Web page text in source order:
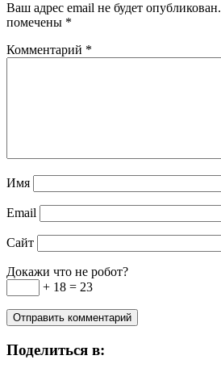
Ваш адрес email не будет опубликован.
помечены *
Комментарий *
Имя
Email
Сайт
Докажи что не робот?
+ 18 = 23
Поделиться в: